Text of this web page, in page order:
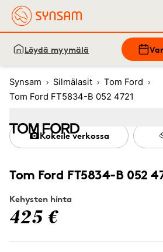
Löydä myymälä
Synsam Silmälasit
Tom Ford
Tom Ford FT5834-B 052 4721
Tom Ford FT5834-B 052
Kehysten hinta
425 €
Kokeile verkossa
Image